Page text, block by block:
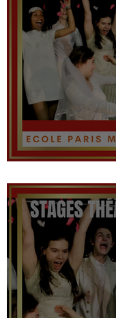
Stage